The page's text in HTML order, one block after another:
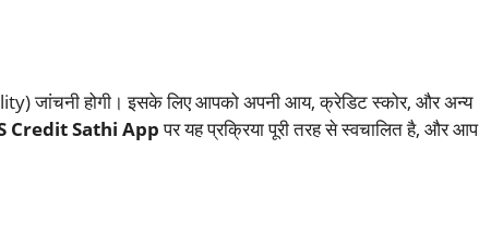
जांचनी होगी। इसके लिए आपको अपनी आय, क्रेडिट स्कोर, और अन्य
Credit Sathi Appपर यह प्रक्रिया पूरी तरह से स्वचालित है, और आप